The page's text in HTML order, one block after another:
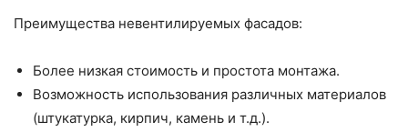
Преимущества невентилируемых фасадов:
Более низкая стоимость и простота монтажа.
Возможность использования различных материалов
(штукатурка, кирпич, камень и т.д.).